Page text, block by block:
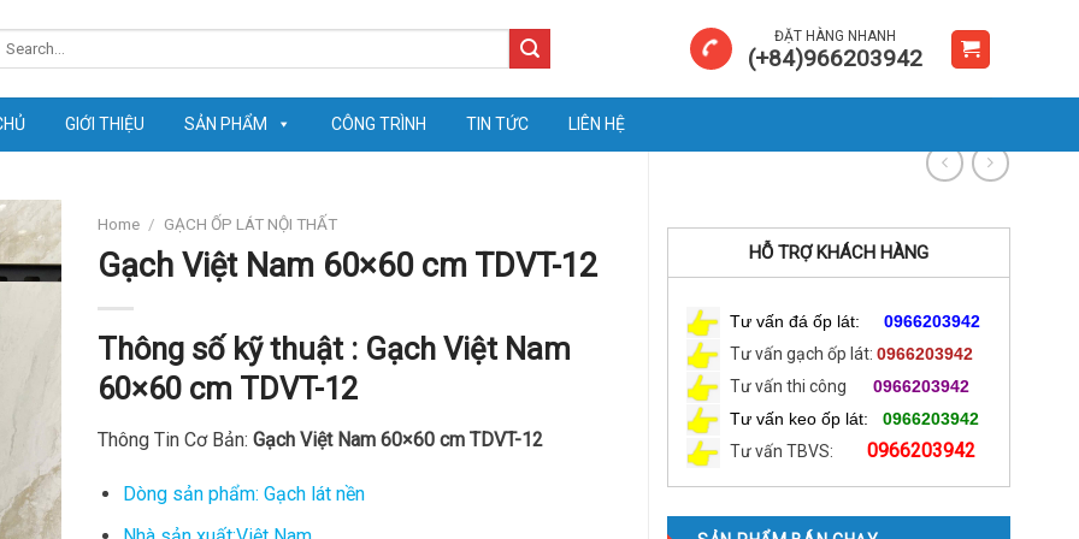
ĐẶT HÀNG NHANH
(+84)966203942
GIỚI THIỆU SẢN PHẨM CÔNG TRÌNH TIN TỨC LIÊN HỆ
HỖ TRỢ KHÁCH HÀNG
Tư vấn đá ốp lát: 0966203942
Tư vấn gạch ốp lát: 0966203942
Tư vấn thi công
0966203942
Tư vấn keo ốp lát:
0966203942
Tư vấn TBVS:
0966203942
Home / GẠCH ỐP LÁT NỘI THẤT
Gạch Việt Nam 60×60 cm TDVT-12
Thông số kỹ thuật : Gạch Việt Nam
60×60 cm TDVT-12
Thông Tin Cơ Bản: Gạch Việt Nam 60×60 cm TDVT-12
Dòng sản phẩm: Gạch lát nền